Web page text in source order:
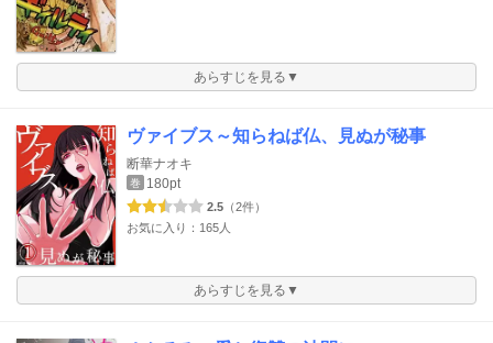
あらすじを見る▼
ヴァイブス～知らねば仏、見ぬが秘事
断華ナオキ
巻 180pt
2.5 （2件）
お気に入り：165人
あらすじを見る▼